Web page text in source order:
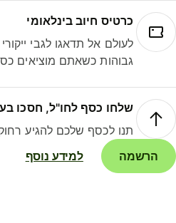
כרטיס חיוב בינלאומי
לעולם אל תדאגו לגבי ייקורי
גבוהות כשאתם מוציאים כסף
שלחו כסף לחו"ל, חסכו
תנו לכסף שלכם להגיע רחוק
הרשמה
למידע נוסף